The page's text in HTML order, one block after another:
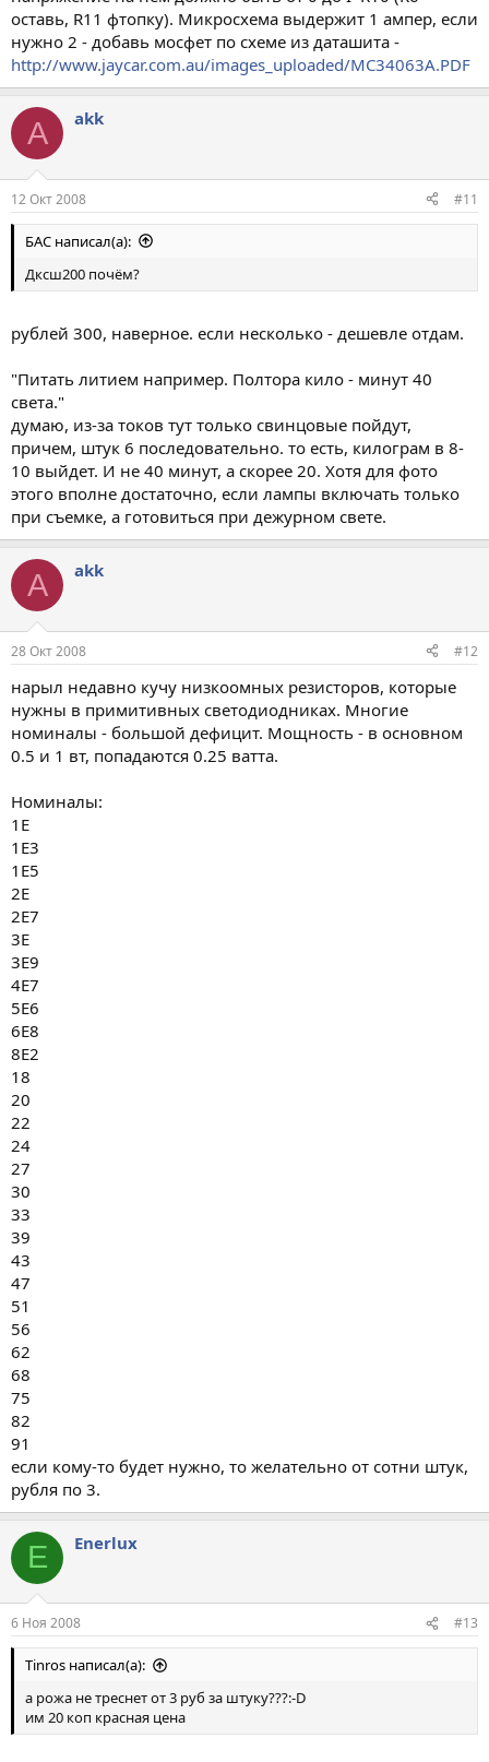
оставь, R11 фтопку). Микросхема выдержит 1 ампер, если
нужно 2 - добавь мосфет по схеме из даташита -
http://www.jaycar.com.au/images_uploaded/MC34063A.PDF
A akk
12 Окт 2008 #11
БАС написал(а):
Дксш200 почём?
рублей 300, наверное. если несколько - дешевле отдам.
"Питать литием например. Полтора кило - минут 40
света."
думаю, из-за токов тут только свинцовые пойдут,
причем, штук 6 последовательно. то есть, килограм в 8-
10 выйдет. И не 40 минут, а скорее 20. Хотя для фото
этого вполне достаточно, если лампы включать только
при съемке, а готовиться при дежурном свете.
A akk
28 Окт 2008 #12
нарыл недавно кучу низкоомных резисторов, которые
нужны в примитивных светодиодниках. Многие
номиналы - большой дефицит. Мощность - в основном
0.5 и 1 вт, попадаются 0.25 ватта.
Номиналы:
1Е
1Е3
1Е5
2Е
2Е7
3Е
3Е9
4Е7
5Е6
6Е8
8Е2
18
20
22
24
27
30
33
39
43
47
51
56
62
68
75
82
91
если кому-то будет нужно, то желательно от сотни штук,
рубля по 3.
E Enerlux
6 Ноя 2008 #13
Tinros написал(а):
а рожа не треснет от 3 руб за штуку???:-D
им 20 коп красная цена